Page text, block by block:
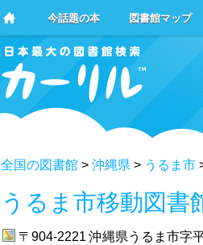
今話題の本 図書館マップ
全国の図書館 > 沖縄県 > うるま市
うるま市移動図書
〒904-2221沖縄県うるま市字